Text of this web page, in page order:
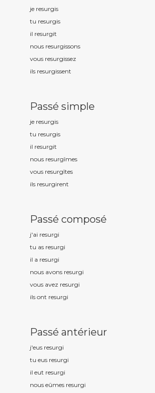
je resurgis
tu resurgis
il resurgit
nous resurgissons
vous resurgissez
ils resurgissent
Passé simple
je resurgis
tu resurgis
il resurgit
nous resurgîmes
vous resurgîtes
ils resurgirent
Passé composé
j'ai resurgi
tu as resurgi
il a resurgi
nous avons resurgi
vous avez resurgi
ils ont resurgi
Passé antérieur
j'eus resurgi
tu eus resurgi
il eut resurgi
nous eûmes resurgi